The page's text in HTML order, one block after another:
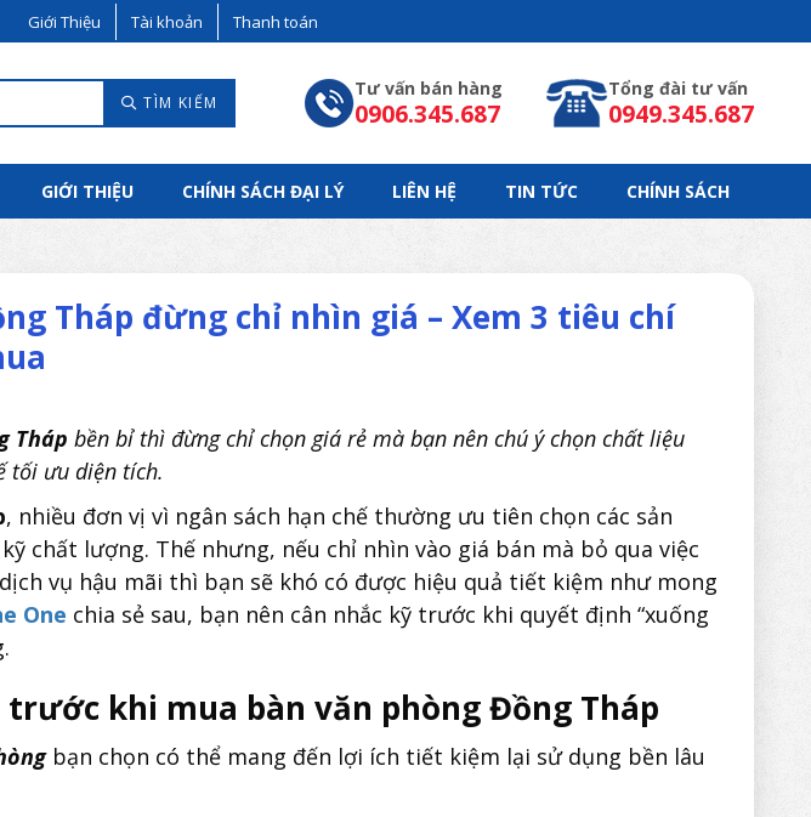
Giới Thiệu Tài khoản Thanh toán
TÌM KIẾM
Tư vấn bán hàng
0906.345.687
Tổng đài tư vấn
0949.345.687
GIỚI THIỆU CHÍNH SÁCH ĐẠI LÝ LIÊN HỆ TIN TỨC
CHÍNH SÁCH
Tháp đừng chỉ nhìn giá – Xem 3 tiêu chí
Tháp bền bỉ thì đừng chỉ chọn giá rẻ mà bạn nên chú ý chọn chất liệu
tối ưu diện tích.
, nhiều đơn vị vì ngân sách hạn chế thường ưu tiên chọn các sản
chất lượng. Thế nhưng, nếu chỉ nhìn vào giá bán mà bỏ qua việc
vụ hậu mãi thì bạn sẽ khó có được hiệu quả tiết kiệm như mong
One chia sẻ sau, bạn nên cân nhắc kỹ trước khi quyết định “xuống
khi mua bàn văn phòng Đồng Tháp
bạn chọn có thể mang đến lợi ích tiết kiệm lại sử dụng bền lâu